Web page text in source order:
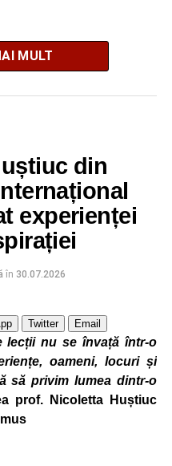
la cursurile
Introducing Green and
with Technology,
Storytelling, Game-
Strategies”,
de actualitate privind
durabilă și integrarea
artificiale în procesul
MULT
din
experienței
în 30.07.2026
Twitter Email
lecții nu se învață într-o
oameni, locuri și
să privim lumea dintr-o
prof. Nicoletta Huștiuc